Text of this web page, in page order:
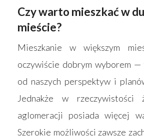
Czy warto mieszkać w
mieście?
Mieszkanie w większym
oczywiście dobrym wyborem —
od naszych perspektyw i
Jednakże w
aglomeracji posiada więcej
Szerokie możliwości zawsze